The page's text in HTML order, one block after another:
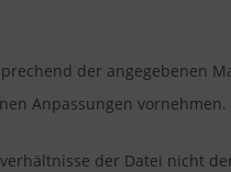
der angegebenen
Anpassungen vornehmen.
der Datei nicht